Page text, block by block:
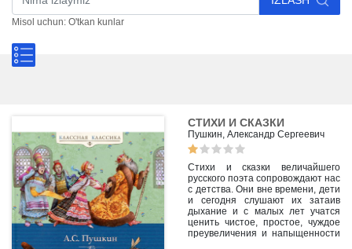
Misol uchun: O'tkan kunlar
СТИХИ И СКАЗКИ
Пушкин, Александр Сергеевич
Стихи и сказки величайшего
русского поэта сопровождают нас
с детства. Они вне времени, дети
и сегодня слушают их затаив
дыхание и с малых лет учатся
ценить чистое, простое, чуждое
преувеличения и напыщенности